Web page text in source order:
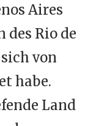
Aires
des Rio de
von
habe.
Land